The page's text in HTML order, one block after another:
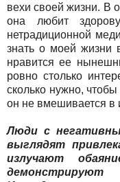
вехи своей жизни. В
она любит
нетрадиционной
знать о моей
нравится ее
ровно столько
сколько нужно,
он не вмешивается в
Люди с
выглядят
излучают